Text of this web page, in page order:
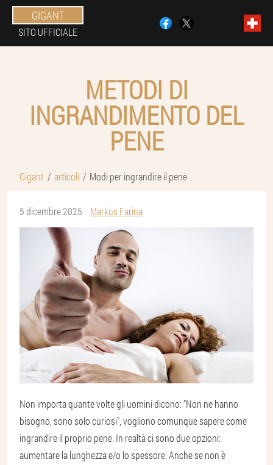
GIGANT
SITO UFFICIALE
METODI DI
INGRANDIMENTO DEL
PENE
Gigant articoli Modi per ingrandire il pene
5 dicembre 2025 Markus Farina
Non importa quante volte gli uomini dicono: "Non ne hanno
bisogno, sono solo curiosi", vogliono comunque sapere come
ingrandire il proprio pene. In realtà ci sono due opzioni:
aumentare la lunghezza e/o lo spessore. Anche se non è